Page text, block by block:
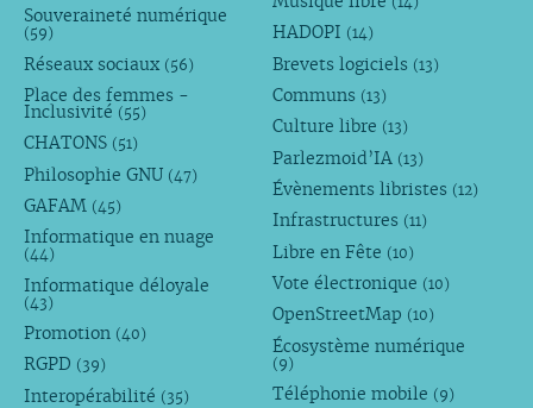
Souveraineté numérique
(59)
Réseaux sociaux (56)
Place des femmes -
Inclusivité (55)
CHATONS (51)
Philosophie GNU (47)
GAFAM (45)
Informatique en nuage
(44)
Informatique déloyale
(43)
Promotion (40)
RGPD (39)
Interopérabilité (35)
HADOPI (14)
Brevets logiciels (13)
Communs (13)
Culture libre (13)
Parlezmoid’IA (13)
Évènements libristes (12)
Infrastructures (11)
Libre en Fête (10)
Vote électronique (10)
OpenStreetMap (10)
Écosystème numérique
(9)
Téléphonie mobile (9)